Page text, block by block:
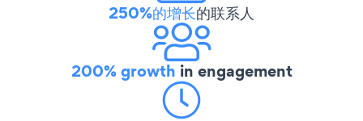
250%的增长的联系人
200% growth in engagement